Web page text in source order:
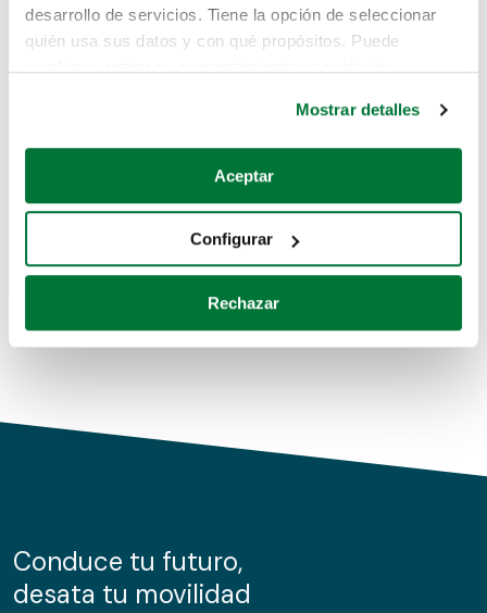
desarrollo de servicios. Tiene la opción de seleccionar
quién usa sus datos y con qué propósitos. Puede
Si lo permite, también quisiéramos:
Recopilar información sobre su ubicación geográfica
Identificar su dispositivo analizándolo activamente
para buscar características específicas (huellas
Obtenga más información sobre cómo se procesan sus
de cookies.
información sobre el uso que haga del sitio web con
nuestros partners de redes sociales, publicidad y análisis
Mostrar detalles
Aceptar
Configurar
Rechazar
Pero puedes encontrar el coche que estás
buscando en alguno de estos enlaces:
Coches de segunda mano
Coches de km0
Conduce tu futuro,
desata tu movilidad